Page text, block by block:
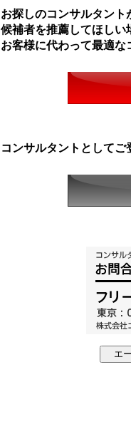
お探しのコンサルタント
候補者を推薦してほしい
お客様に代わって最適な
コンサルタントとしてご